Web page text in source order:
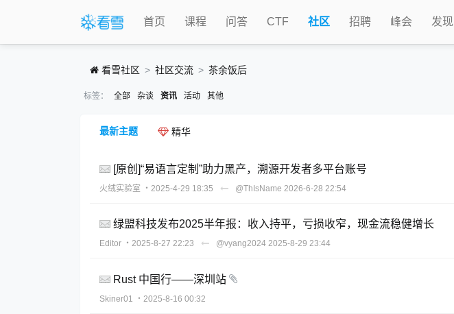
首页 课程 问答 CTF 社区 招聘 峰会 发现
看雪社区 社区交流 茶余饭后
标签： 全部 杂谈 资讯 活动 其他
最新主题 精华
[原创]“易语言定制”助力黑产，溯源开发者多平台账号
火绒实验室 ・2025-4-29 18:35 @ThIsName 2026-6-28 22:54
绿盟科技发布2025半年报：收入持平，亏损收窄，现金流稳健增长
Editor ・2025-8-27 22:23 @vyang2024 2025-8-29 23:44
Rust 中国行——深圳站
Skiner01 ・2025-8-16 00:32